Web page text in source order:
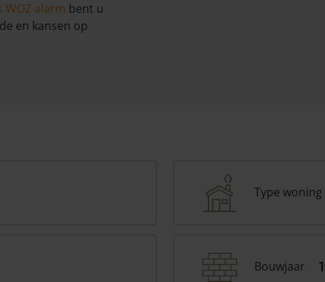
WOZ alarm bent u
en kansen op
Type woning
Bouwjaar